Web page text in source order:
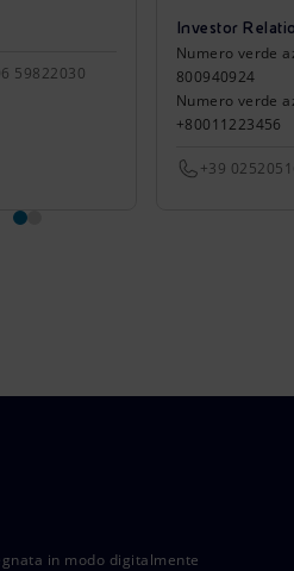
59822030
Investor
Numero verde
800940924
Numero verde
+80011223456
+39
in modo digitalmente